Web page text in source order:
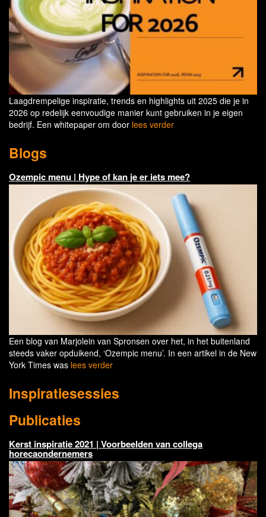
Laagdrempelige inspiratie, trends en highlights uit 2025 die je in
2026 op redelijk eenvoudige manier kunt gebruiken in je eigen
bedrijf. Een whitepaper om door lees verder
Blogs
Ozempic menu | Hype of kan je er iets mee?
Een blog van Marjolein van Spronsen over het, in het buitenland
steeds vaker opduikend, ‘Ozempic menu’. In een artikel in de New
York Times was lees verder
Inspiratiesessies
Publicaties
Kerst inspiratie 2021 | Voorbeelden van collega
horecaondernemers